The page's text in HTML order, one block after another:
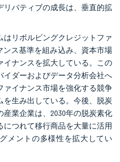
リバティブの成長は、垂直的拡
はリボルビングクレジットファ
ンス基準を組み込み、資本市場
イナンスを拡大している。この
イダーおよびデータ分析会社へ
ァイナンス市場を強化する競争
を生み出している。今後、脱炭
業企業は、2030年の脱炭素化
につれて移行商品を大量に活用
メントの多様性を拡大してい